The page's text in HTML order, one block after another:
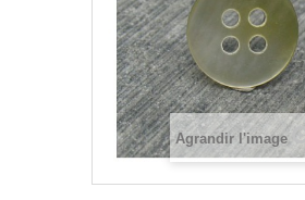
Agrandir l'image